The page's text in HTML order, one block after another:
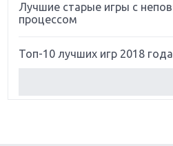
Лучшие старые игры с
процессом
Топ-10 лучших игр 2018